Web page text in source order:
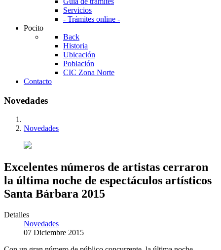
Servicios
- Trámites online -
Pocito
Back
Historia
Ubicación
Población
CIC Zona Norte
Contacto
Novedades
Novedades
Excelentes números de artistas cerraron
la última noche de espectáculos artísticos
Santa Bárbara 2015
Detalles
Novedades
07 Diciembre 2015